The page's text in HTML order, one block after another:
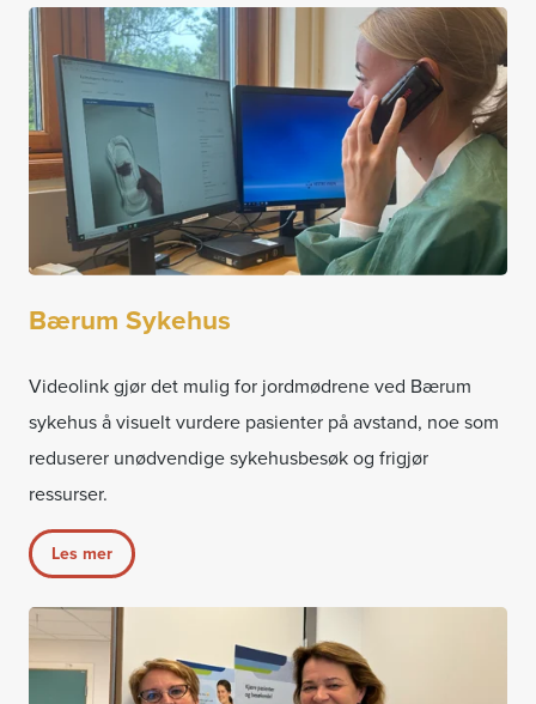
Bærum Sykehus
Videolink gjør det mulig for jordmødrene ved Bærum
sykehus å visuelt vurdere pasienter på avstand, noe som
reduserer unødvendige sykehusbesøk og frigjør
ressurser.
Les mer